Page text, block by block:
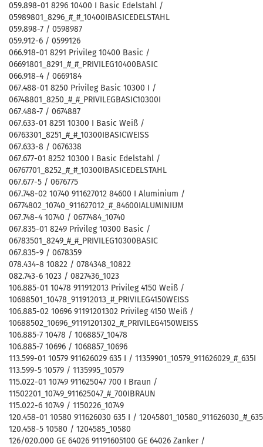
059.898-01 8296 10400 I Basic Edelstahl /
05989801_8296_#_#_10400IBASICEDELSTAHL
059.898-7 / 0598987
059.912-6 / 0599126
066.918-01 8291 Privileg 10400 Basic /
06691801_8291_#_#_PRIVILEG10400BASIC
066.918-4 / 0669184
067.488-01 8250 Privileg Basic 10300 I /
06748801_8250_#_#_PRIVILEGBASIC10300I
067.488-7 / 0674887
067.633-01 8251 10300 I Basic Weiß /
06763301_8251_#_#_10300IBASICWEISS
067.633-8 / 0676338
067.677-01 8252 10300 I Basic Edelstahl /
06767701_8252_#_#_10300IBASICEDELSTAHL
067.677-5 / 0676775
067.748-02 10740 911627012 84600 I Aluminium /
06774802_10740_911627012_#_84600IALUMINIUM
067.748-4 10740 / 0677484_10740
067.835-01 8249 Privileg 10300 Basic /
06783501_8249_#_#_PRIVILEG10300BASIC
067.835-9 / 0678359
078.434-8 10822 / 0784348_10822
082.743-6 1023 / 0827436_1023
106.885-01 10478 911912013 Privileg 4150 Weiß /
10688501_10478_911912013_#_PRIVILEG4150WEISS
106.885-02 10696 91191201302 Privileg 4150 Weiß /
10688502_10696_91191201302_#_PRIVILEG4150WEISS
106.885-7 10478 / 1068857_10478
106.885-7 10696 / 1068857_10696
113.599-01 10579 911626029 635 I / 11359901_10579_911626029_#_635I
113.599-5 10579 / 1135995_10579
115.022-01 10749 911625047 700 I Braun /
11502201_10749_911625047_#_700IBRAUN
115.022-6 10749 / 1150226_10749
120.458-01 10580 911626030 635 I /
120.458-5 10580 / 1204585_10580
126/020.000 GE 64026 91191605100 GE 64026 Zanker /